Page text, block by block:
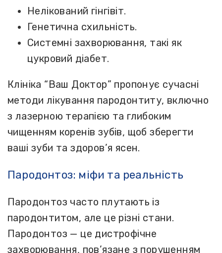
Нелікований гінгівіт.
Генетична схильність.
Системні захворювання, такі як
цукровий діабет.
Клініка “Ваш Доктор” пропонує сучасні
методи лікування пародонтиту, включно
з лазерною терапією та глибоким
чищенням коренів зубів, щоб зберегти
ваші зуби та здоров’я ясен.
Пародонтоз: міфи та реальність
Пародонтоз часто плутають із
пародонтитом, але це різні стани.
Пародонтоз — це дистрофічне
захворювання, пов’язане з порушенням